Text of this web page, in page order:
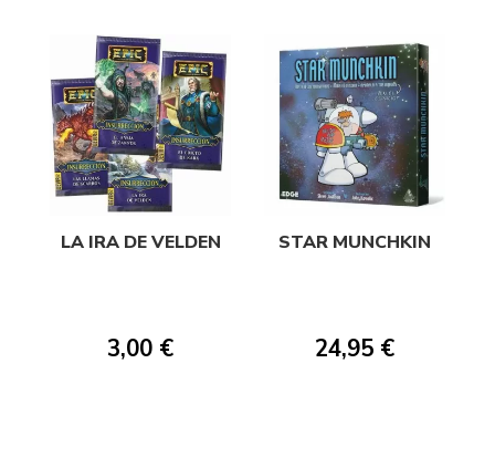
LA IRA DE VELDEN
3,00 €
STAR MUNCHKIN
24,95 €